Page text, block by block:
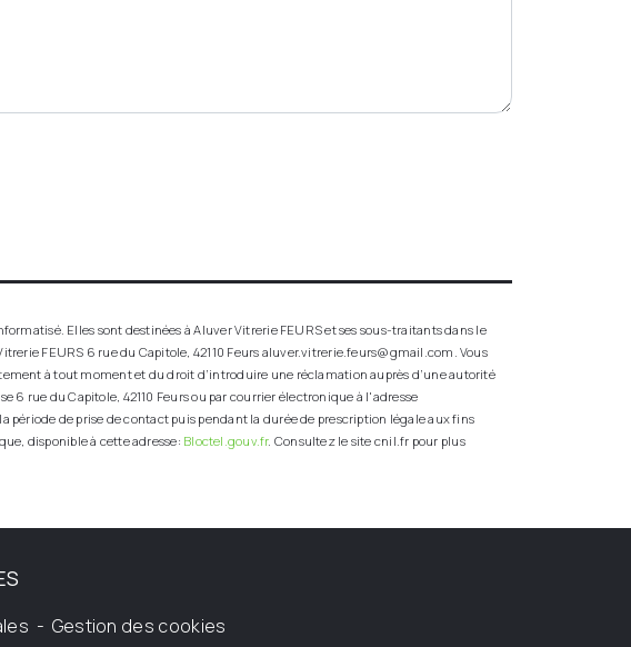
Elles sont destinées à Aluver Vitrerie FEURS et ses sous-traitants dans le
FEURS 6 rue du Capitole, 42110 Feurs aluver.vitrerie.feurs@gmail.com. Vous
à tout moment et du droit d’introduire une réclamation auprès d’une autorité
6 rue du Capitole, 42110 Feurs ou par courrier électronique à l'adresse
de prise de contact puis pendant la durée de prescription légale aux fins
disponible à cette adresse:
Bloctel.gouv.fr. Consultez le site cnil.fr pour plus
- Gestion des cookies